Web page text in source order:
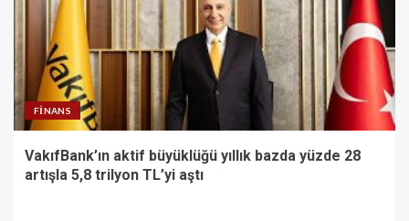
FINANS
VakıfBank’ın aktif büyüklüğü yıllık bazda yüzde 28
artışla 5,8 trilyon TL’yi aştı